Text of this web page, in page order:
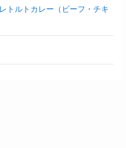
トルトカレー（ビーフ・チキ